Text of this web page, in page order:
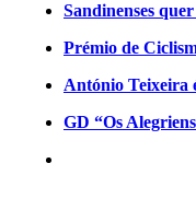
Sandinenses
Prémio de
António Teixeira
GD “Os